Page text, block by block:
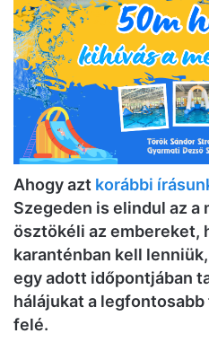
Ahogy azt korábbi
Szegeden is elindul az a
ösztökéli az embereket,
karanténban kell
egy adott időpontjában
hálájukat a
felé.